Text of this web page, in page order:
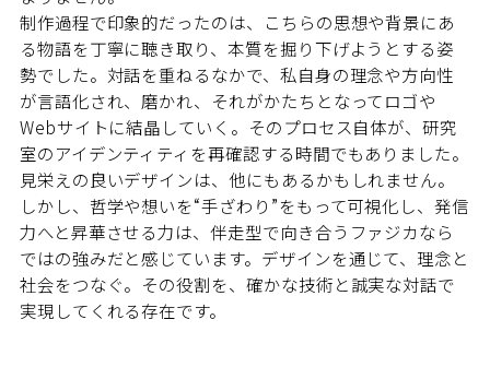
制作過程で印象的だったのは、こちらの思想や背景にあ
る物語を丁寧に聴き取り、本質を掘り下げようとする姿
勢でした。対話を重ねるなかで、私自身の理念や方向性
が言語化され、磨かれ、それがかたちとなってロゴや
Webサイトに結晶していく。そのプロセス自体が、研究
室のアイデンティティを再確認する時間でもありました。
見栄えの良いデザインは、他にもあるかもしれません。
しかし、哲学や想いを“手ざわり”をもって可視化し、発信
力へと昇華させる力は、伴走型で向き合うファジカなら
ではの強みだと感じています。デザインを通じて、理念と
社会をつなぐ。その役割を、確かな技術と誠実な対話で
実現してくれる存在です。